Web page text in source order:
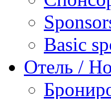
Basic
Отель /